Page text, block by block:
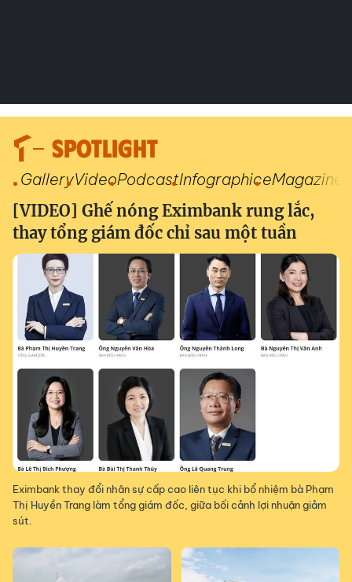
SPOTLIGHT
GalleryVideoPodcastInfographiceMagazine
[VIDEO] Ghế nóng Eximbank rung lắc,
thay tổng giám đốc chỉ sau một tuần
Eximbank thay đổi nhân sự cấp cao liên tục khi bổ nhiệm bà Phạm
Thị Huyền Trang làm tổng giám đốc, giữa bối cảnh lợi nhuận giảm
sút.